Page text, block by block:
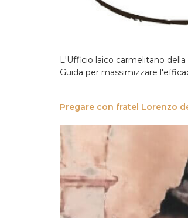
L'Ufficio laico carmelitano
Guida per massimizzare
Pregare con fratel Lorenzo